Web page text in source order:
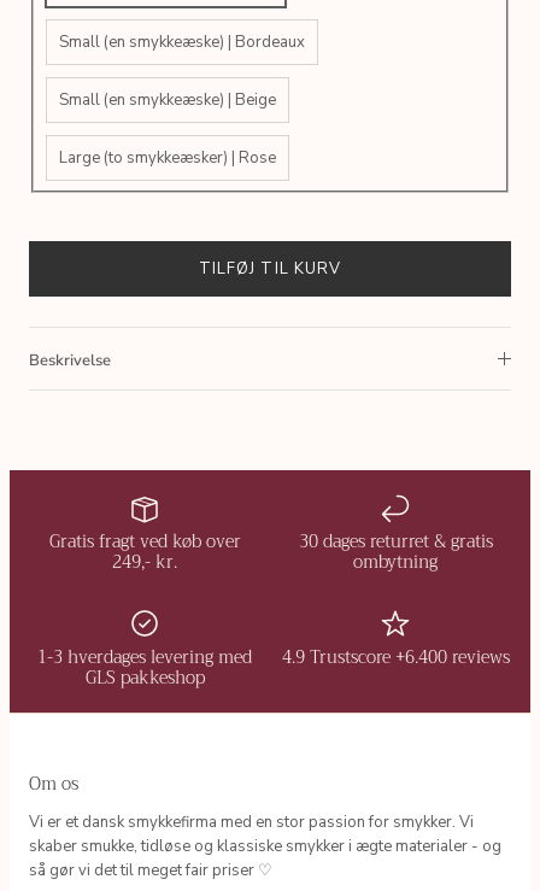
Small (en smykkeæske) | Bordeaux
Small (en smykkeæske) | Beige
Large (to smykkeæsker) | Rose
TILFØJ TIL KURV
Beskrivelse
Gratis fragt ved køb over
249,- kr.
30 dages returret & gratis
ombytning
1-3 hverdages levering med
GLS pakkeshop
4.9 Trustscore +6.400 reviews
Om os
Vi er et dansk smykkefirma med en stor passion for smykker. Vi
skaber smukke, tidløse og klassiske smykker i ægte materialer - og
så gør vi det til meget fair priser ♡